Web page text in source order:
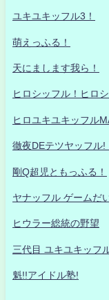
ユキユキッフル3！
萌えっふる！
天にまします我ら！
ヒロシッフル！ヒロ
ヒロユキユキッフル
徹夜DEテツヤッフル!
剛Q超児ともっふる！
ヤナッフル ゲームだ
ヒウラー総統の野望
三代目 ユキユキッフ
魁!!アイドル塾!